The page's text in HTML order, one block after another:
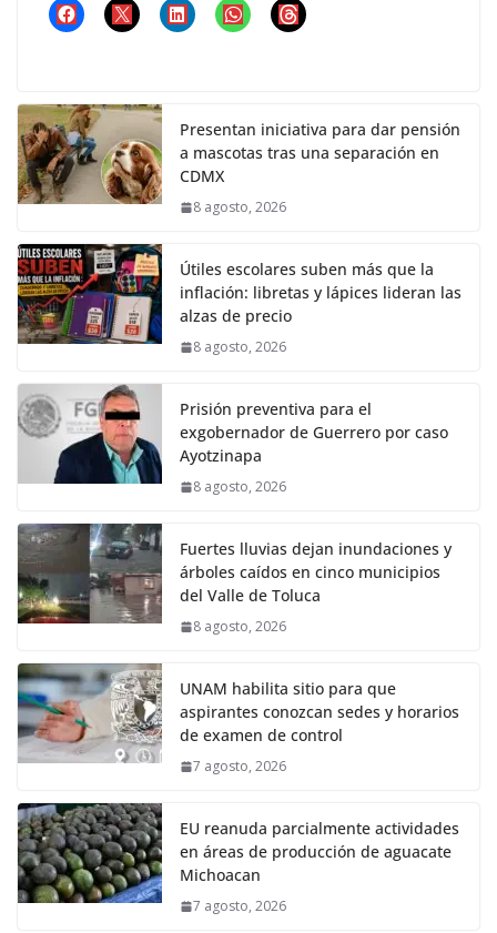
Presentan iniciativa para dar pensión
a mascotas tras una separación en
CDMX
8 agosto, 2026
Útiles escolares suben más que la
inflación: libretas y lápices lideran las
alzas de precio
8 agosto, 2026
Prisión preventiva para el
exgobernador de Guerrero por caso
Ayotzinapa
8 agosto, 2026
Fuertes lluvias dejan inundaciones y
árboles caídos en cinco municipios
del Valle de Toluca
8 agosto, 2026
UNAM habilita sitio para que
aspirantes conozcan sedes y horarios
de examen de control
7 agosto, 2026
EU reanuda parcialmente actividades
en áreas de producción de aguacate
Michoacan
7 agosto, 2026